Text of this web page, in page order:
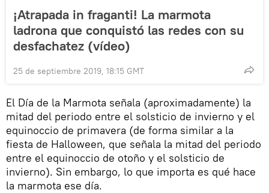
¡Atrapada in fraganti! La marmota
ladrona que conquistó las redes con su
desfachatez (vídeo)
25 de septiembre 2019, 18:15 GMT
El Día de la Marmota señala (aproximadamente) la
mitad del periodo entre el solsticio de invierno y el
equinoccio de primavera (de forma similar a la
fiesta de Halloween, que señala la mitad del periodo
entre el equinoccio de otoño y el solsticio de
invierno). Sin embargo, lo que importa es qué hace
la marmota ese día.